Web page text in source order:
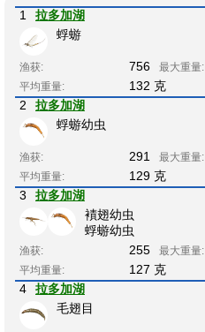
1
拉多加湖
蜉蝣
渔获: 756 最大重量:
平均重量:
132 克
2
拉多加湖
蜉蝣幼虫
渔获: 291 最大重量:
平均重量:
129 克
3
拉多加湖
襀翅幼虫
蜉蝣幼虫
渔获: 255 最大重量:
平均重量:
127 克
4
拉多加湖
毛翅目